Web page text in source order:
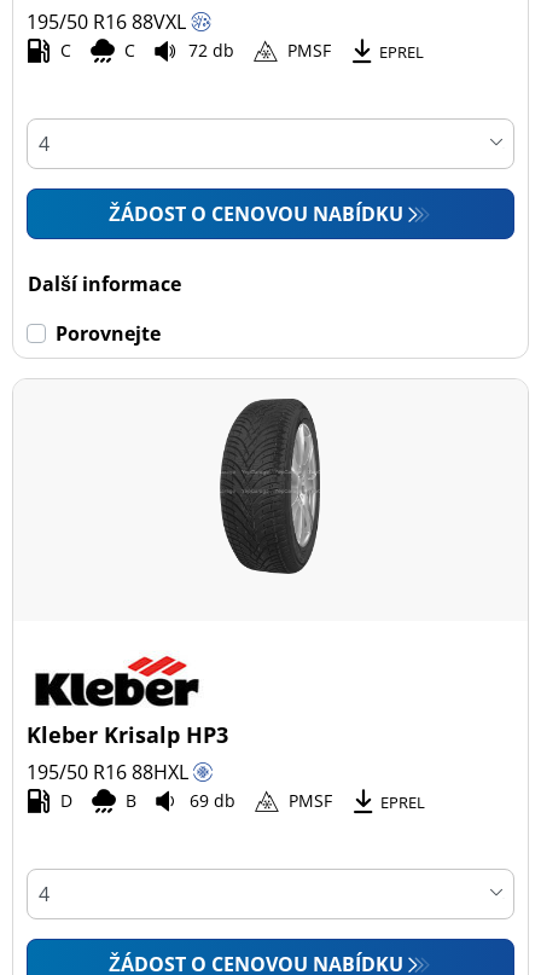
195/50 R1688VXL
C C 72 db PMSF EPREL
ŽÁDOST O CENOVOU NABÍDKU
Další informace
Porovnejte
Kleber Krisalp HP3
195/50 R1688HXL
D B 69 db PMSF EPREL
ŽÁDOST O CENOVOU NABÍDKU